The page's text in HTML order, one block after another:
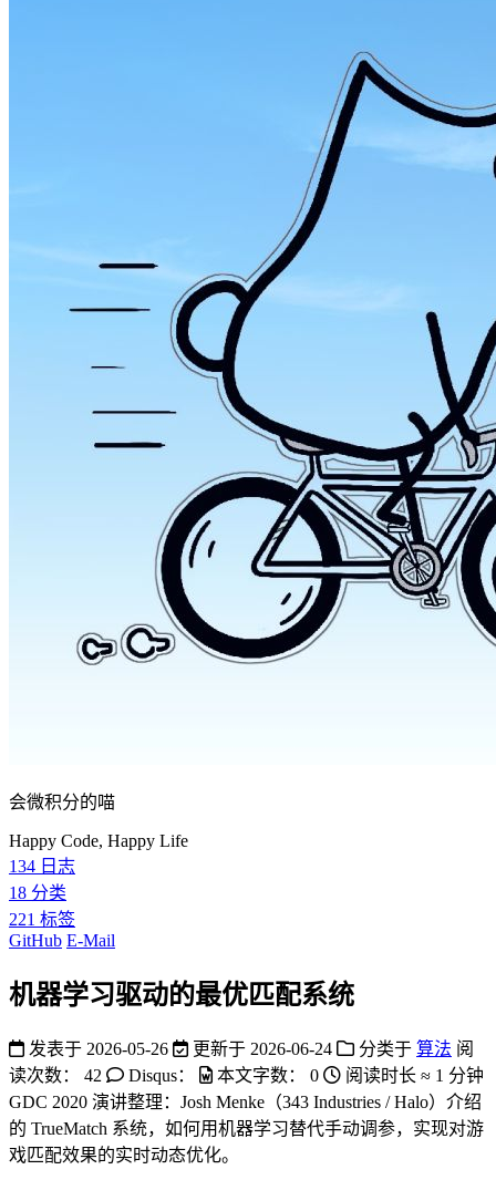
会微积分的喵
Happy Code, Happy Life
134 日志
18 分类
221 标签
GitHub E-Mail
机器学习驱动的最优匹配系统
发表于 2026-05-26 更新于 2026-06-24 分类于 算法 阅
读次数：
42 Disqus： 本文字数： 0 阅读时长 ≈ 1 分钟
GDC 2020 演讲整理：Josh Menke（343 Industries / Halo）介绍
的 TrueMatch 系统，如何用机器学习替代手动调参，实现对游
戏匹配效果的实时动态优化。